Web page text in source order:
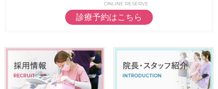
ONLINE RESERVE
診療予約はこちら